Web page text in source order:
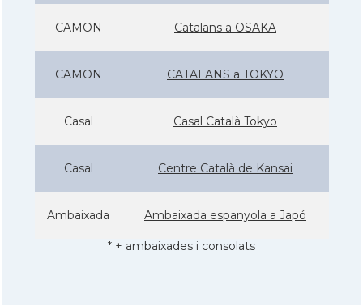
CAMON Catalans a OSAKA
CAMON CATALANS a TOKYO
Casal Casal Català Tokyo
Casal Centre Català de Kansai
Ambaixada Ambaixada espanyola a Japó
* + ambaixades i consolats